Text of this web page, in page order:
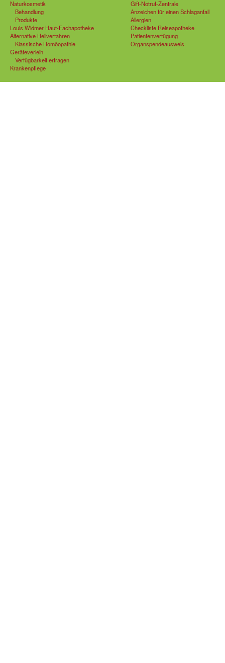
Naturkosmetik
Behandlung
Produkte
Louis Widmer Haut-Fachapotheke
Alternative Heilverfahren
Klassische Homöopathie
Geräteverleih
Verfügbarkeit erfragen
Krankenpflege
Gift-Notruf-Zentrale
Anzeichen für einen Schlaganfall
Allergien
Checkliste Reiseapotheke
Patientenverfügung
Organspendeausweis